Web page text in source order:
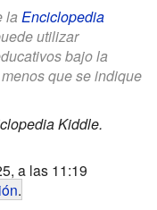
la Enciclopedia
utilizar
bajo la
que se indique
Kiddle.
a las 11:19
.